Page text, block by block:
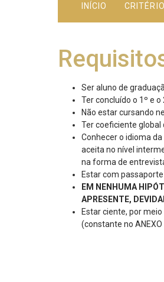
INÍCIO
Ser aluno de
Ter concluído o 1º e
Não estar cursando
Ter coeficiente global
Conhecer o idioma
aceita no nível
na forma de
Estar com passaporte
EM NENHUMA
APRESENTE,
Estar ciente, por
(constante no ANEXO